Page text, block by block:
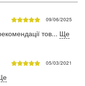
09/06/2025
тов... Ще
05/03/2021